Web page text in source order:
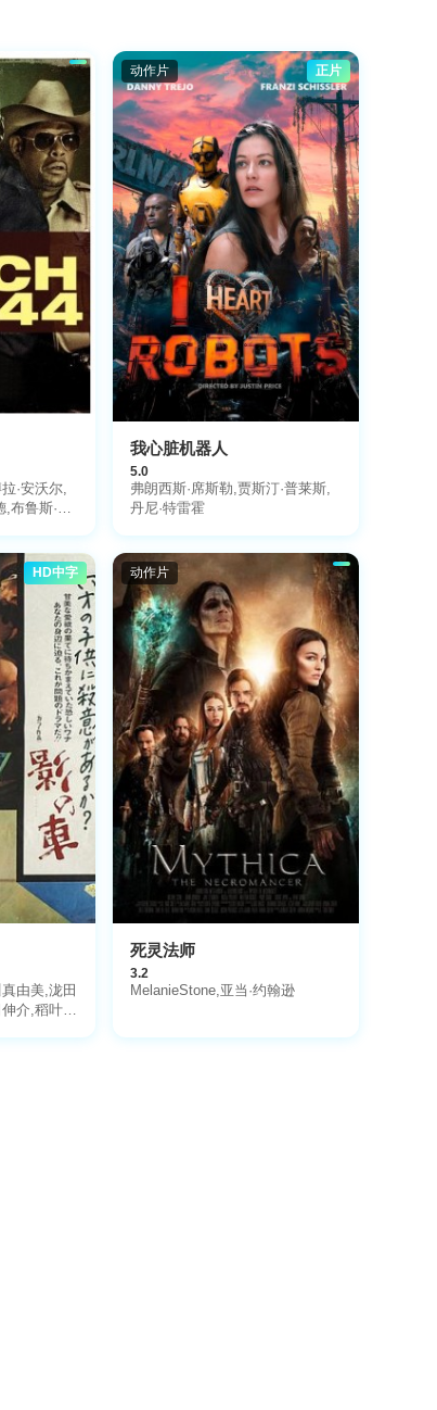
·安沃尔,
布鲁斯·威
动作片 正片
我心脏机器人
5.0
弗朗西斯·席斯勒,贾斯汀·普莱斯,
丹尼·特雷霍
HD中字
由美,泷田
介,稻叶义
动作片
死灵法师
3.2
MelanieStone,亚当·约翰逊